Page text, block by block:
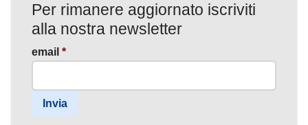
Per rimanere aggiornato iscriviti
alla nostra newsletter
email *
Invia